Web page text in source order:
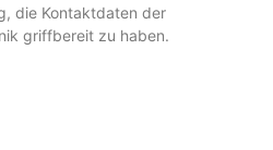
die Kontaktdaten der
griffbereit zu haben.